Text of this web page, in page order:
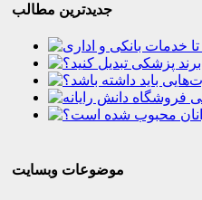
جدیدترین مطالب
موضوعات وبسایت